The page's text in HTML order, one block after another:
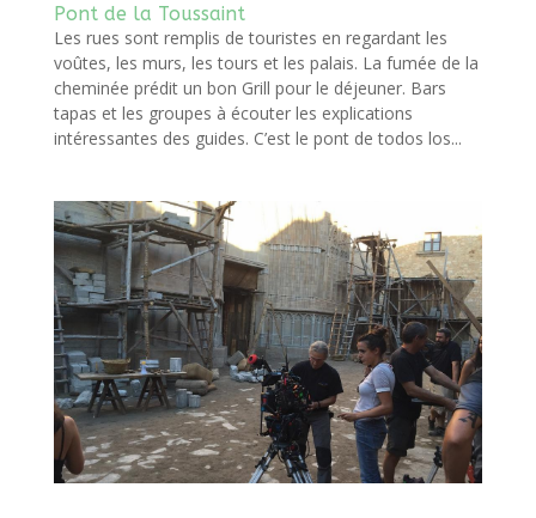
Pont de la Toussaint
Les rues sont remplis de touristes en regardant les
voûtes, les murs, les tours et les palais. La fumée de la
cheminée prédit un bon Grill pour le déjeuner. Bars
tapas et les groupes à écouter les explications
intéressantes des guides. C’est le pont de todos los...